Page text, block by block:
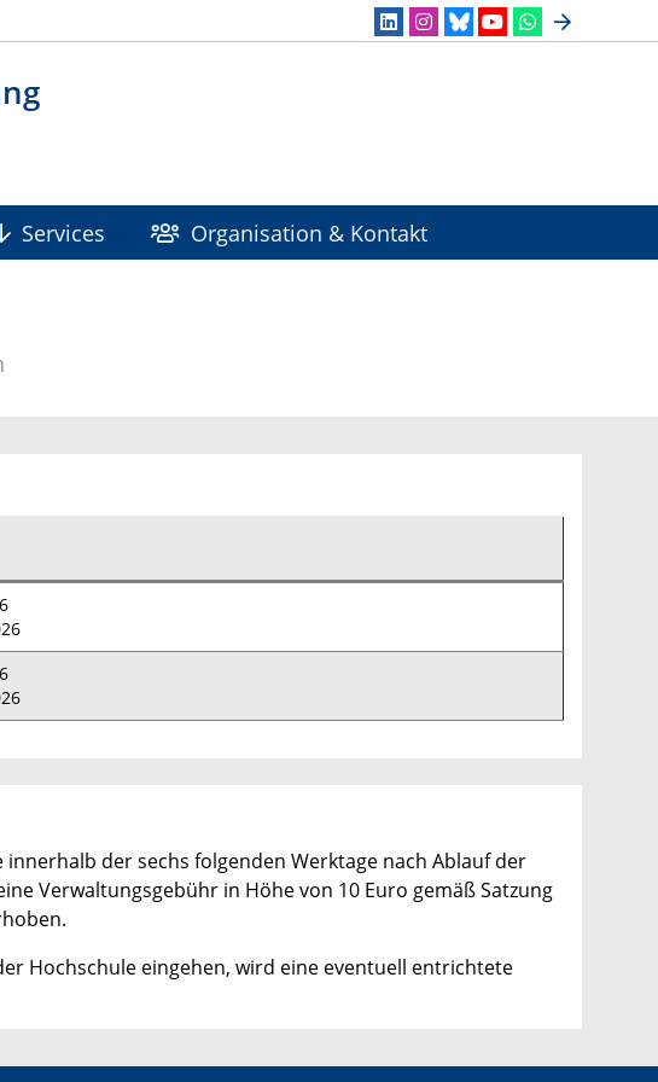
Services Organisation & Kontakt
der sechs folgenden Werktage nach Ablauf der
Verwaltungsgebühr in Höhe von 10 Euro gemäß Satzung
Hochschule eingehen, wird eine eventuell entrichtete